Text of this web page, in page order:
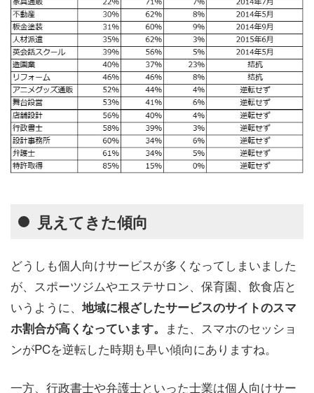
見えてきた傾向
どうしも個人向けサービスが多くなってしまいました
が、スポーツジムやエステサロン、保育園、飲食店と
いうように、 地域に根ざしたサービスのサイトのスマ
ホ割合が高くなっています。 また、スマホのセッショ
ンがPCを逆転した時期も早い傾向にありますね。
一方、行政書士や弁護士といった士業は個人向けサー